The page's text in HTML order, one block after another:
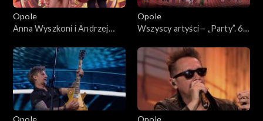
Opole
Anna Wyszkoni i Andrzej
lat”. 62. KFPP: Koncert
„Zróbmy więc prywatkę”
Opole
Wszyscy artyści – „Party”. 62.
więc prywatkę”